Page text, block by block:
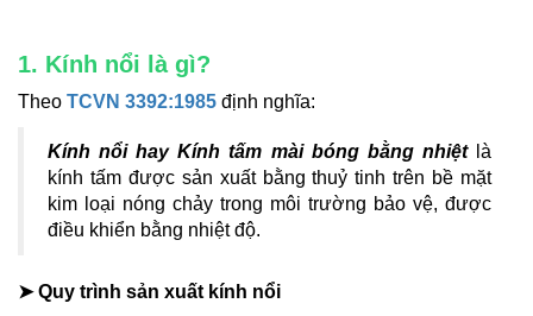
1. Kính nổi là gì?
Theo TCVN 3392:1985 định nghĩa:
Kính nổi hay Kính tấm mài bóng bằng nhiệtlà
kính tấm được sản xuất bằng thuỷ tinh trên bề mặt
kim loại nóng chảy trong môi trường bảo vệ, được
điều khiển bằng nhiệt độ.
➤ Quy trình sản xuất kính nổi